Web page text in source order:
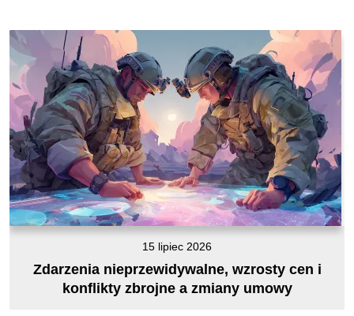
15 lipiec 2026
Zdarzenia nieprzewidywalne, wzrosty cen i
konflikty zbrojne a zmiany umowy